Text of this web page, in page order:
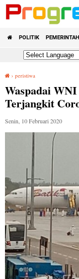
POLITIK
› peristiwa
Waspadai
Terjangkit
Senin, 10 Februari 2020